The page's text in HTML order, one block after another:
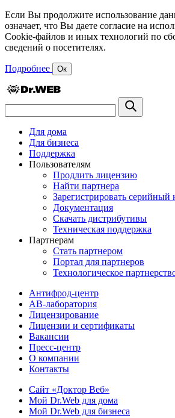
Если Вы продолжите использование
означает, что Вы даете согласие на
Cookie-файлов и иных технологий по
сведений о посетителях.
Подробнее Ок
Для дома
Для бизнеса
Поддержка
Пользователям
Продлить лицензию
Найти партнера
Зарегистрировать серийный
Документация
Скачать дистрибутивы
Техническая поддержка
Партнерам
Стать партнером
Портал для партнеров
Технологическое
Антифрод-центр
АВ-лаборатория
Лицензирование
Лицензии и сертификаты
Вакансии
Пресс-центр
О компании
Контакты
Сайт «Доктор Веб»
Мой Dr.Web для дома
Мой Dr.Web для бизнеса